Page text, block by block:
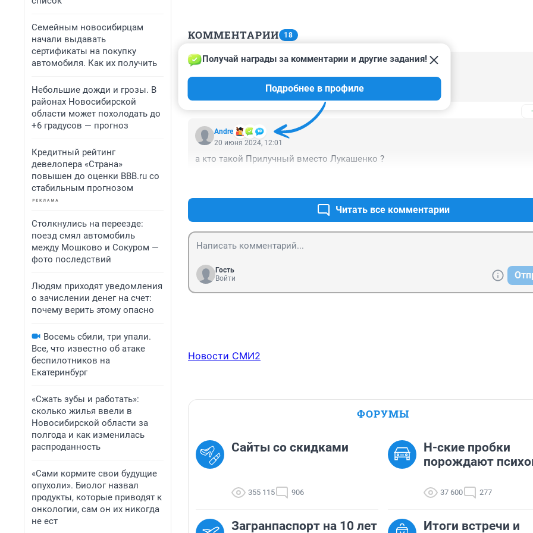
Семейным новосибирцам
начали выдавать
сертификаты на покупку
автомобиля. Как их получить
Небольшие дожди и грозы. В
районах Новосибирской
области может похолодать до
+6 градусов — прогноз
Кредитный рейтинг
девелопера «Страна»
повышен до оценки BBB.ru со
стабильным прогнозом
Столкнулись на переезде:
поезд смял автомобиль
между Мошково и Сокуром —
фото последствий
Людям приходят уведомления
о зачислении денег на счет:
почему верить этому опасно
Восемь сбили, три упали.
Все, что известно об атаке
беспилотников на
Екатеринбург
«Сжать зубы и работать»:
сколько жилья ввели в
Новосибирской области за
полгода и как изменилась
распроданность
«Сами кормите свои будущие
опухоли». Биолог назвал
продукты, которые приводят к
онкологии, сам он их никогда
не ест
КОММЕНТАРИИ 18
Гость
Andre
Получай награды за комментарии и другие задания!
Подробнее в профиле
20 июня 2024, 12:01
а кто такой Прилучный вместо Лукашенко ?
Читать все комментарии
Гость
Войти
Новости СМИ2
ФОРУМЫ
Сайты со скидками
355 115 906
Н-ские пробки
порождают
37 600 277
Загранпаспорт на 10 лет Итоги встречи и